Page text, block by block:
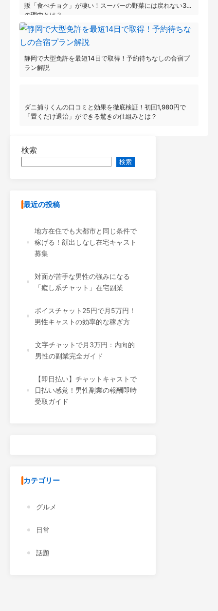
販「食べチョク」が凄い！スーパーの野菜には戻れない3つ
の理由とは？
静岡で大型免許を最短14日で取得！予約待ちなしの合宿プ
ラン解説
ダニ捕りくんの口コミと効果を徹底検証！初回1,980円で
「置くだけ退治」ができる驚きの仕組みとは？
検索
検索
最近の投稿
地方在住でも大都市と同じ条件で
稼げる！顔出しなし在宅キャスト
募集
対面が苦手な男性の強みになる
「癒し系チャット」在宅副業
ボイスチャット25円で月5万円！
男性キャストの効率的な稼ぎ方
文字チャットで月3万円：内向的
男性の副業完全ガイド
【即日払い】チャットキャストで
日払い感覚！男性副業の報酬即時
受取ガイド
カテゴリー
グルメ
日常
話題